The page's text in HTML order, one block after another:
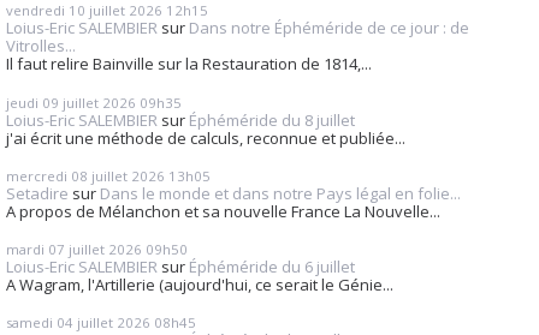
vendredi 10 juillet 2026 12h15
Loius-Eric SALEMBIER sur Dans notre Éphéméride de ce jour : de
Vitrolles...
Il faut relire Bainville sur la Restauration de 1814,...
jeudi 09 juillet 2026 09h35
Loius-Eric SALEMBIER sur Éphéméride du 8 juillet
j'ai écrit une méthode de calculs, reconnue et publiée...
mercredi 08 juillet 2026 13h05
Setadire sur Dans le monde et dans notre Pays légal en folie...
A propos de Mélanchon et sa nouvelle France La Nouvelle...
mardi 07 juillet 2026 09h50
Loius-Eric SALEMBIER sur Éphéméride du 6 juillet
A Wagram, l'Artillerie (aujourd'hui, ce serait le Génie...
samedi 04 juillet 2026 08h45